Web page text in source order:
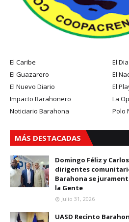
El Caribe
El Dia
El Guazarero
El
El Nuevo Diario
El
Impacto Barahonero
La
Noticiario Barahona
Polo
MÁS DESTACADAS
Domingo Féliz y
dirigentes
Barahona se
la Gente
Julio 31, 2026
UASD Recinto